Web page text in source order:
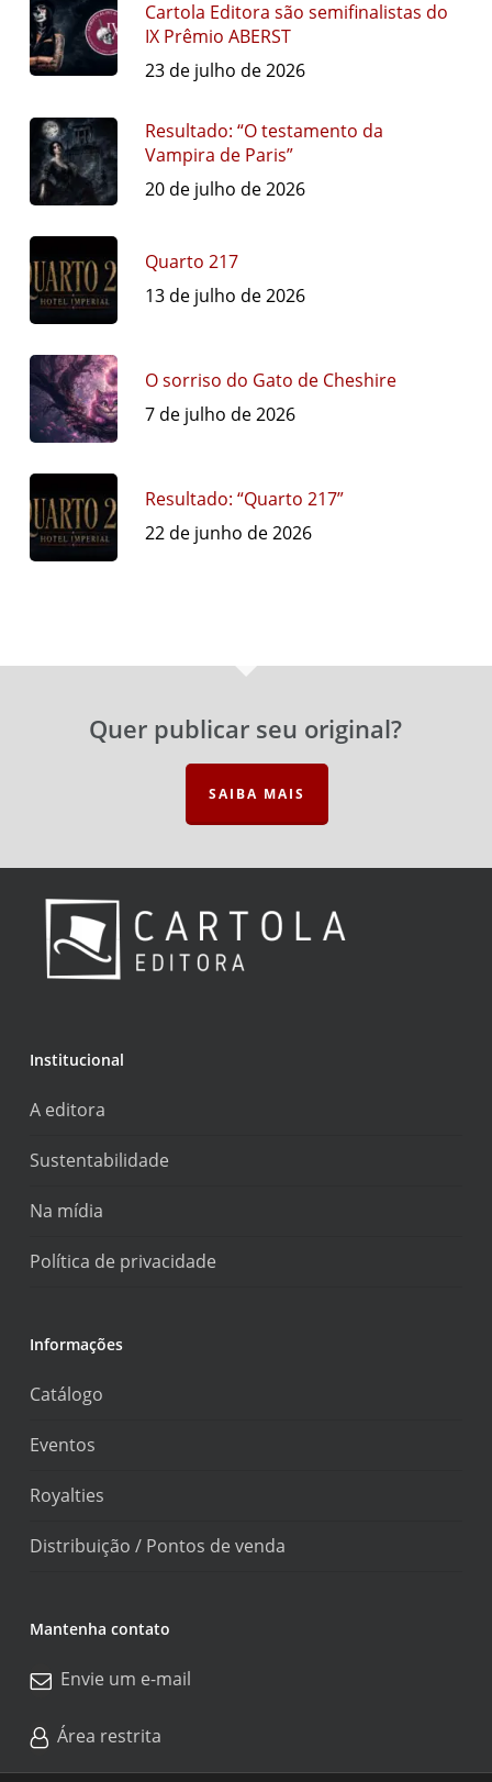
Cartola Editora são semifinalistas do
IX Prêmio ABERST
23 de julho de 2026
Resultado: “O testamento da
Vampira de Paris”
20 de julho de 2026
Quarto 217
13 de julho de 2026
O sorriso do Gato de Cheshire
7 de julho de 2026
Resultado: “Quarto 217”
22 de junho de 2026
Quer publicar seu original?
SAIBA MAIS
Institucional
A editora
Sustentabilidade
Na mídia
Política de privacidade
Informações
Catálogo
Eventos
Royalties
Distribuição / Pontos de venda
Mantenha contato
Envie um e-mail
Área restrita